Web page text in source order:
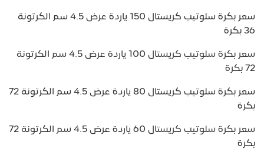
سعر بكرة سلوتيب كريستال 150 ياردة عرض 4.5 سم الكرتونة
36 بكرة
سعر بكرة سلوتيب كريستال 100 ياردة عرض 4.5 سم الكرتونة
72 بكرة
سعر بكرة سلوتيب كريستال 80 ياردة عرض 4.5 سم الكرتونة 72
بكرة
سعر بكرة سلوتيب كريستال 60 ياردة عرض 4.5 سم الكرتونة 72
بكرة